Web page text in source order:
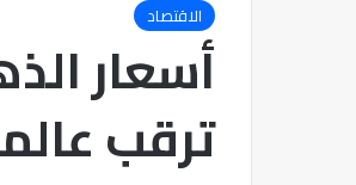
الاقتصاد
أسعار
ترقب